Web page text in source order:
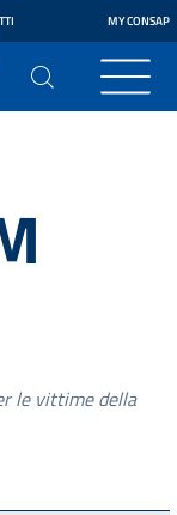
MY CONSAP
le vittime della